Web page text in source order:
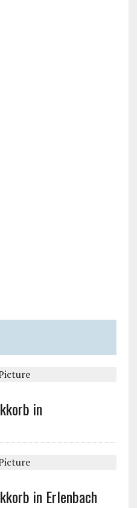
in
in Erlenbach